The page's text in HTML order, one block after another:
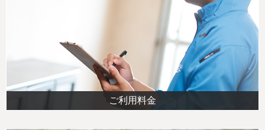
ご利用料金